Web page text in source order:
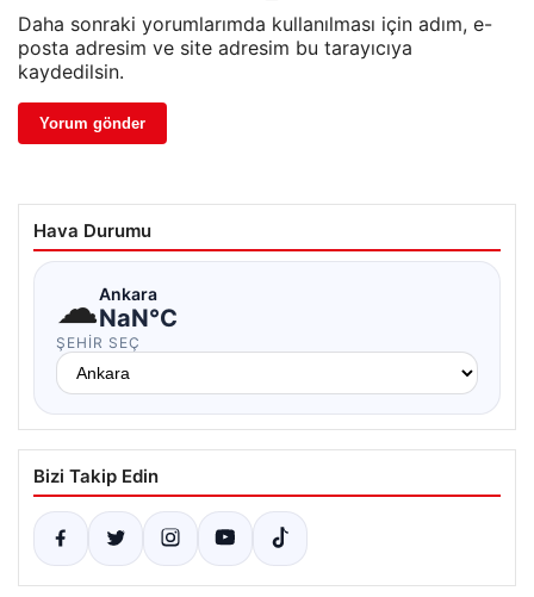
Daha sonraki yorumlarımda kullanılması için adım, e-
posta adresim ve site adresim bu tarayıcıya
kaydedilsin.
Hava Durumu
☁Ankara
NaN°C
ŞEHIR SEÇ
Bizi Takip Edin